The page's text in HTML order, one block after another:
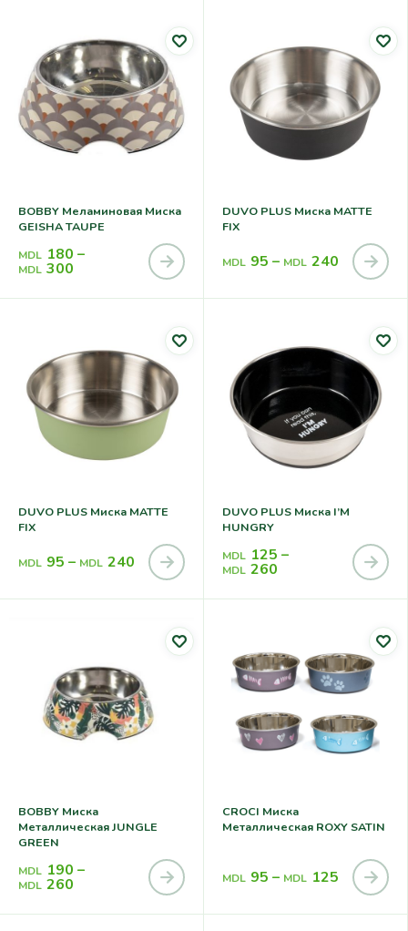
BOBBY Меламиновая Миска
GEISHA TAUPE
MDL 180 –
MDL 300
DUVO PLUS Миска MATTE
FIX
MDL 95 – MDL 240
DUVO PLUS Миска MATTE
FIX
MDL 95 – MDL 240
DUVO PLUS Миска I’M
HUNGRY
MDL 125 –
MDL 260
BOBBY Миска
Металлическая JUNGLE
GREEN
MDL 190 –
MDL 260
CROCI Миска
Металлическая ROXY SATIN
MDL 95 – MDL 125